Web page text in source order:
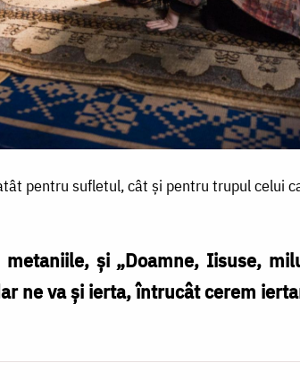
pentru sufletul, cât și pentru trupul celui
și „Doamne, Iisuse,
ne va și ierta, întrucât cerem